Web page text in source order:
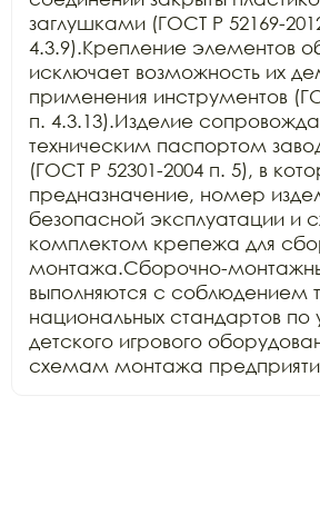
заглушками (ГОСТ Р 52169-
4.3.9).Крепление элементов
исключает возможность их
применения инструментов
п. 4.3.13).Изделие
техническим паспортом
(ГОСТ Р 52301-2004 п. 5), в
предназначение, номер
безопасной эксплуатации и
комплектом крепежа для
монтажа.Сборочно-
выполняются с соблюдением
национальных стандартов по
детского игрового
схемам монтажа